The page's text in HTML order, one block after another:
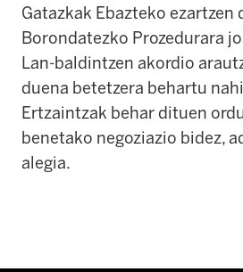
Gatazkak Ebazteko ezartzen
Borondatezko Prozedurara
Lan-baldintzen akordio
duena betetzera behartu
Ertzaintzak behar dituen
benetako negoziazio bidez,
alegia.